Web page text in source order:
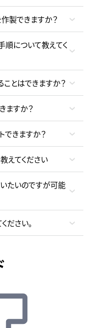
製できますか？
順について教えてく
とはできますか？
ますか？
できますか？
えてください
たいのですが可能
ださい。